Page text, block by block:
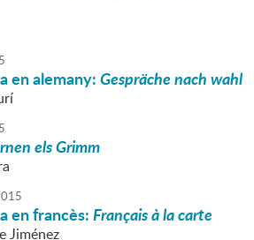
en alemany:Gespräche nach wahl
els Grimm
en francès:Français à la carte
Jiménez